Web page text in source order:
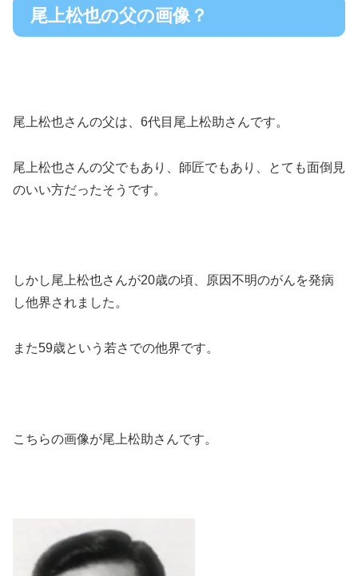
尾上松也の父の画像？
尾上松也さんの父は、6代目尾上松助さんです。
尾上松也さんの父でもあり、師匠でもあり、とても面倒見
のいい方だったそうです。
しかし尾上松也さんが20歳の頃、原因不明のがんを発病
し他界されました。
また59歳という若さでの他界です。
こちらの画像が尾上松助さんです。